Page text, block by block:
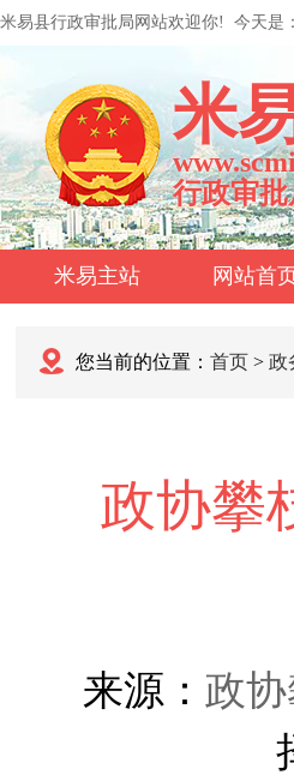
米易县行政审批局网站欢迎你! 今天是：
米
行政审批
米易主站 网站首
您当前的位置： 首页 > 政
政协攀
来源： 政